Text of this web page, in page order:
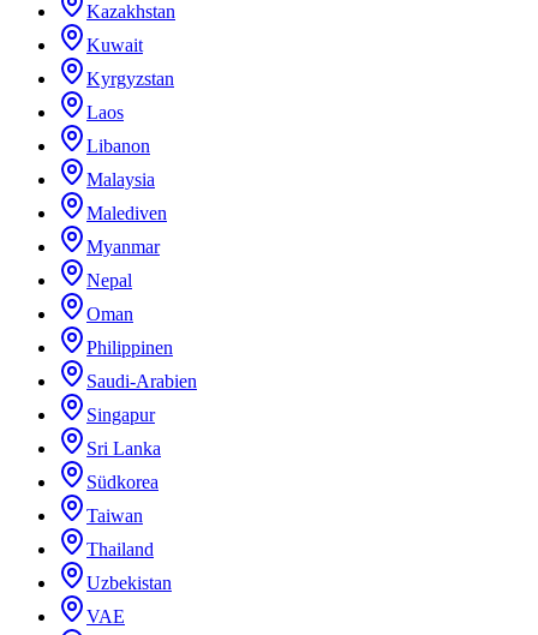
Kazakhstan
Kuwait
Kyrgyzstan
Laos
Libanon
Malaysia
Malediven
Myanmar
Nepal
Oman
Philippinen
Saudi-Arabien
Singapur
Sri Lanka
Südkorea
Taiwan
Thailand
Uzbekistan
VAE